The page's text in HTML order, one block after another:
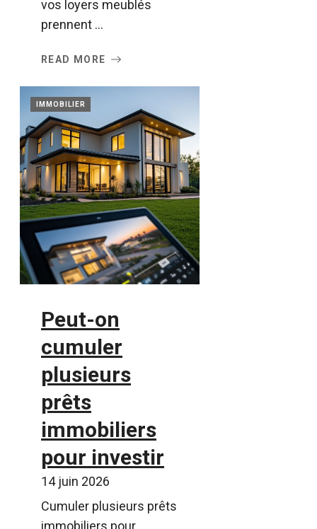
vos loyers meublés
prennent ...
READ MORE
IMMOBILIER
Peut-on
cumuler
plusieurs
prêts
immobiliers
pour investir
14 juin 2026
Cumuler plusieurs prêts
immobiliers pour